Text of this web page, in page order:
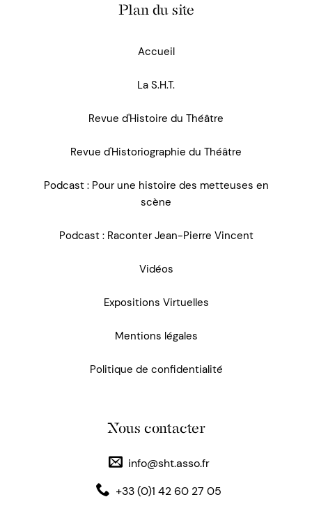
Plan du site
Accueil
La S.H.T.
Revue d'Histoire du Théâtre
Revue d'Historiographie du Théâtre
Podcast : Pour une histoire des metteuses en
scène
Podcast : Raconter Jean-Pierre Vincent
Vidéos
Expositions Virtuelles
Mentions légales
Politique de confidentialité
Nous contacter
info@sht.asso.fr
+33 (0)1 42 60 27 05